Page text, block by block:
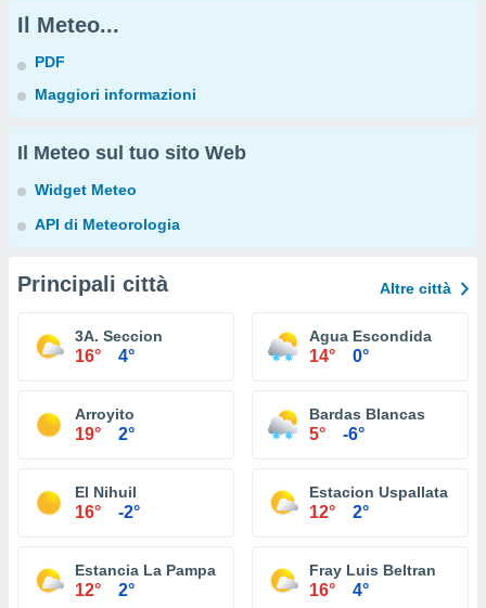
Il Meteo...
PDF
Maggiori informazioni
Il Meteo sul tuo sito Web
Widget Meteo
API di Meteorologia
Principali città Altre città
3A. Seccion
16° 4°
Agua Escondida
14° 0°
Arroyito
19° 2°
Bardas Blancas
5° -6°
El Nihuil
16° -2°
Estacion Uspallata
12° 2°
Estancia La Pampa
12° 2°
Fray Luis Beltran
16° 4°